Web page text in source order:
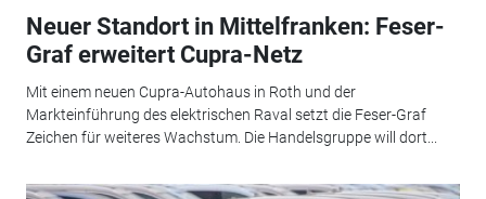
Neuer Standort in Mittelfranken: Feser-
Graf erweitert Cupra-Netz
Mit einem neuen Cupra-Autohaus in Roth und der
Markteinführung des elektrischen Raval setzt die Feser-Graf
Zeichen für weiteres Wachstum. Die Handelsgruppe will dort...